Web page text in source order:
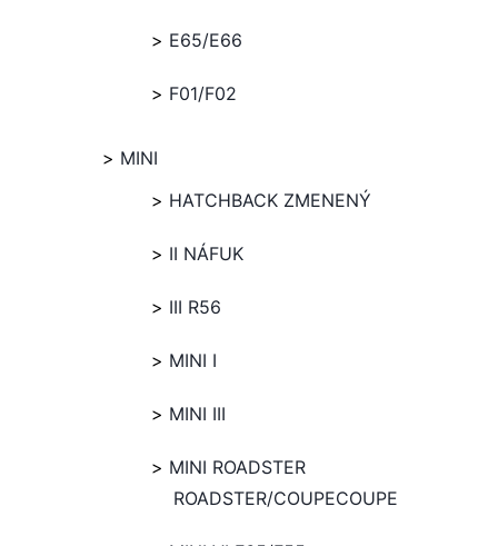
E65/E66
F01/F02
MINI
HATCHBACK ZMENENÝ
II NÁFUK
III R56
MINI I
MINI III
MINI ROADSTER
ROADSTER/COUPECOUPE